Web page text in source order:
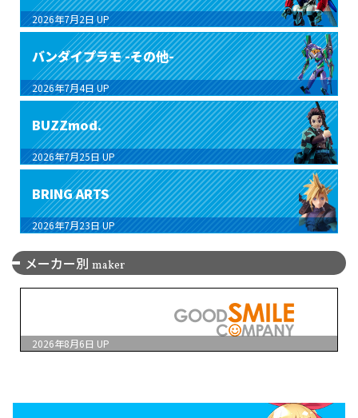
2026年7月2日 UP
バンダイプラモ -その他-
2026年7月4日 UP
BUZZmod.
2026年7月25日 UP
BRING ARTS
2026年7月23日 UP
メーカー別 maker
2026年8月6日 UP